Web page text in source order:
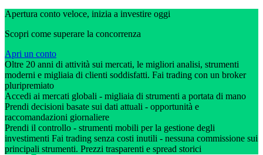
Apertura conto veloce, inizia a investire oggi
Scopri come superare la concorrenza
Apri un conto
Oltre 20 anni di attività sui mercati, le migliori analisi, strumenti
moderni e migliaia di clienti soddisfatti. Fai trading con un broker
pluripremiato
Accedi ai mercati globali - migliaia di strumenti a portata di mano
Prendi decisioni basate sui dati attuali - opportunità e
raccomandazioni giornaliere
Prendi il controllo - strumenti mobili per la gestione degli
investimenti Fai trading senza costi inutili - nessuna commissione sui
principali strumenti. Prezzi trasparenti e spread storici